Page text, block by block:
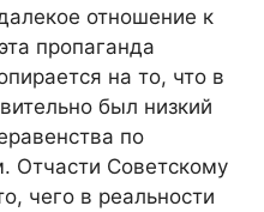
отношение к
пропаганда
на то, что в
был низкий
по
Отчасти Советскому
чего в реальности